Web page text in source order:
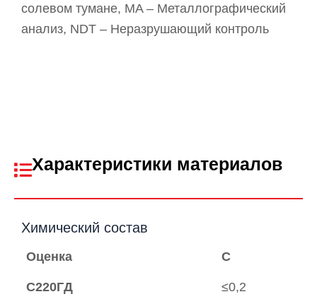
солевом тумане, MA – Металлографический
анализ, NDT – Неразрушающий контроль
Характеристики материалов
Химический состав
Оценка С
С220ГД ≤0,2